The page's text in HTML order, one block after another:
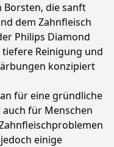
die sanft
dem Zahnfleisch
Philips Diamond
Reinigung und
konzipiert
für eine gründliche
für Menschen
einige